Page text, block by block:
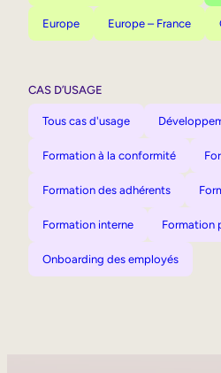
Europe Europe – France
CAS D’USAGE
Tous cas d'usage
Formation à la conformité
Formation des adhérents
Formation interne Formation
Onboarding des employés